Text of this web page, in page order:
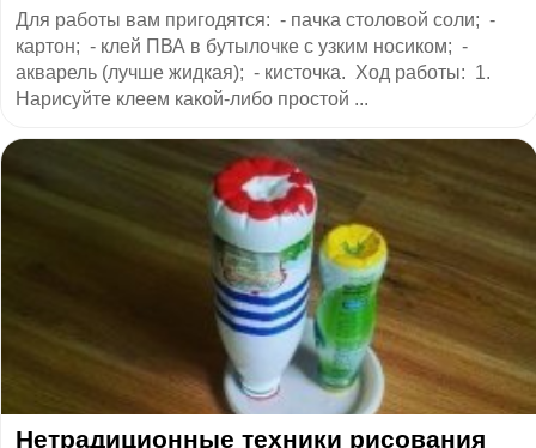
Для работы вам пригодятся: - пачка столовой соли; -
картон; - клей ПВА в бутылочке с узким носиком; -
акварель (лучше жидкая); - кисточка. Ход работы: 1.
Нарисуйте клеем какой-либо простой ...
Нетрадиционные техники рисования